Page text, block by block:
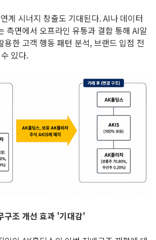
계 시너지 창출도 기대된다. AI나 데이터
측면에서 오프라인 유통과 결합 통해 AI알
용한 고객 행동 패턴 분석, 브랜드 입점 전
있다.
구조 개선 효과 '기대감'